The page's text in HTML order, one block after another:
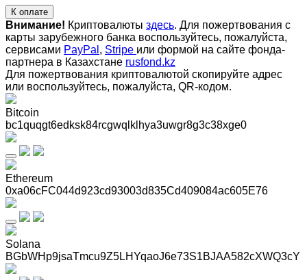
К оплате
Внимание! Криптовалюты здесь. Для пожертвования с
карты зарубежного банка воспользуйтесь, пожалуйста,
сервисами PayPal , Stripe или формой на сайте фонда-
партнера в Казахстане rusfond.kz
Для пожертвования криптовалютой скопируйте адрес
или воспользуйтесь, пожалуйста, QR-кодом.
Bitcoin
bc1quqgt6edksk84rcgwqlklhya3uwgr8g3c38xge0
Ethereum
0xa06cFC044d923cd93003d835Cd409084ac605E76
Solana
BGbWHp9jsaTmcu9Z5LHYqaoJ6e73S1BJAA582cXWQ3cY